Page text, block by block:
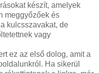
készít, amelyek
meggyőzőek és
kulcsszavakat, de
vagy
ez az első dolog, amit a
Ha sikerül